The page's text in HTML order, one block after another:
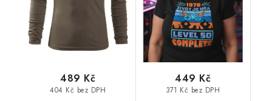
404 Kč bez DPH
489 Kč
371 Kč bez DPH
449 Kč